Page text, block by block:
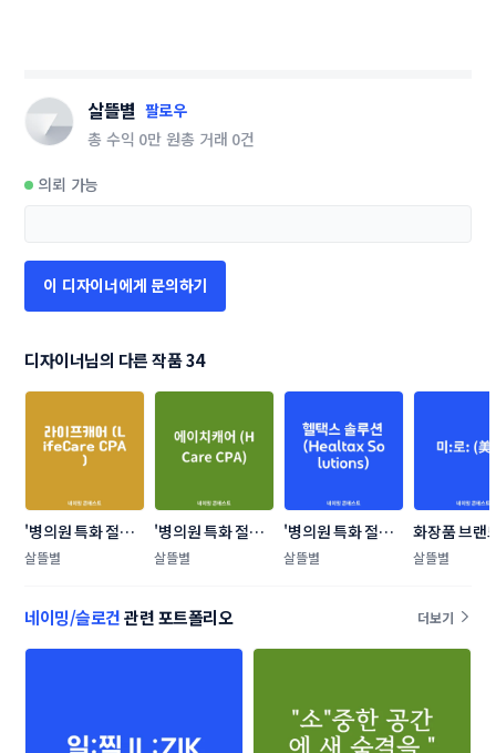
살뜰별 팔로우
총 수익 0만 원총 거래 0건
의뢰 가능
이 디자이너에게 문의하기
디자이너님의 다른 작품 34
'병의원 특화 절세
서비스' 신규 브랜
살뜰별
'병의원 특화 절세
서비스' 신규 브랜
살뜰별
'병의원 특화 절세
서비스' 신규 브랜
살뜰별
화장품 브랜
밍 콘테스트
살뜰별
네이밍/슬로건관련 포트폴리오 더보기